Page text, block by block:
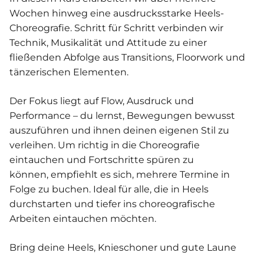
Wochen hinweg eine ausdrucksstarke Heels-
Choreografie. Schritt für Schritt verbinden wir
Technik, Musikalität und Attitude zu einer
fließenden Abfolge aus Transitions, Floorwork und
tänzerischen Elementen.
Der Fokus liegt auf Flow, Ausdruck und
Performance – du lernst, Bewegungen bewusst
auszuführen und ihnen deinen eigenen Stil zu
verleihen. Um richtig in die Choreografie
eintauchen und Fortschritte spüren zu
können, empfiehlt es sich, mehrere Termine in
Folge zu buchen. Ideal für alle, die in Heels
durchstarten und tiefer ins choreografische
Arbeiten eintauchen möchten.
Bring deine Heels, Knieschoner und gute Laune